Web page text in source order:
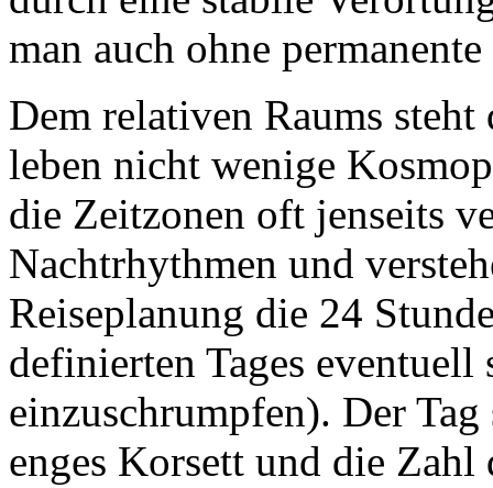
man auch ohne
Dem relativen Raums
leben nicht wenige
die Zeitzonen oft jenseits
Nachtrhythmen und
Reiseplanung die 24
definierten Tages eventuell
einzuschrumpfen). Der
enges Korsett und die Zahl